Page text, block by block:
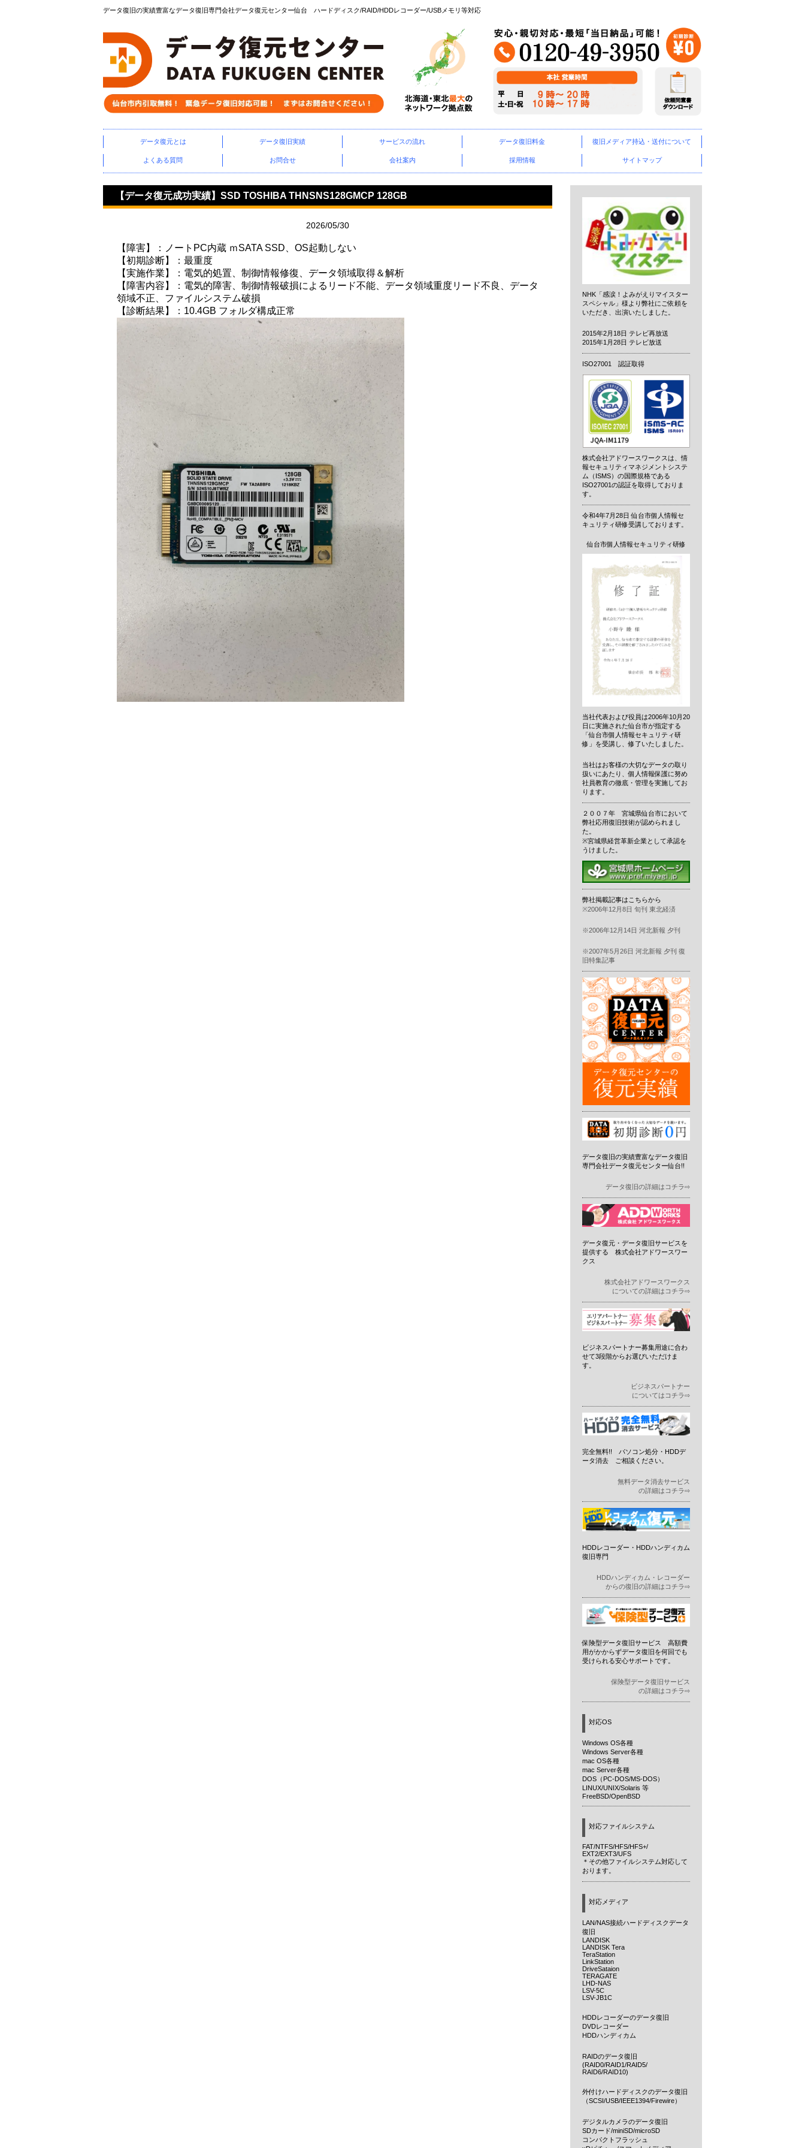
データ復旧の実績豊富なデータ復旧専門会社データ復元センター仙台 ハードディスク/RAID/HDDレコーダー/USBメモリ等対応
データ復元とは データ復旧実績 サービスの流れ データ復旧料金 復旧メディア持込・送付について
よくある質問 お問合せ 会社案内 採用情報 サイトマップ
【データ復元成功実績】SSD TOSHIBA THNSNS128GMCP 128GB
2026/05/30
【障害】：ノートPC内蔵 ｍSATA SSD、OS起動しない
【初期診断】：最重度
【実施作業】：電気的処置、制御情報修復、データ領域取得＆解析
【障害内容】：電気的障害、制御情報破損によるリード不能、データ領域重度リード不良、データ
領域不正、ファイルシステム破損
【診断結果】：10.4GB フォルダ構成正常
NHK「感涙！よみがえりマイスター
スペシャル」様より弊社にご依頼を
いただき、出演いたしました。
2015年2月18日 テレビ再放送
2015年1月28日 テレビ放送
ISO27001 認証取得
株式会社アドワースワークスは、情
報セキュリティマネジメントシステ
ム（ISMS）の国際規格である
ISO27001の認証を取得しておりま
す。
令和4年7月28日 仙台市個人情報セ
キュリティ研修受講しております。
仙台市個人情報セキュリティ研修
当社代表および役員は2006年10月20
日に実施された仙台市が指定する
「仙台市個人情報セキュリティ研
修」を受講し、修了いたしました。
当社はお客様の大切なデータの取り
扱いにあたり、個人情報保護に努め
社員教育の徹底・管理を実施してお
ります。
２００７年 宮城県仙台市において
弊社応用復旧技術が認められまし
た。
※宮城県経営革新企業として承認を
うけました。
弊社掲載記事はこちらから
※2006年12月8日 旬刊 東北経済
※2006年12月14日 河北新報 夕刊
※2007年5月26日 河北新報 夕刊 復
旧特集記事
データ復旧の実績豊富なデータ復旧
専門会社データ復元センター仙台!!
データ復旧の詳細はコチラ⇨
データ復元・データ復旧サービスを
提供する 株式会社アドワースワー
クス
株式会社アドワースワークス
についての詳細はコチラ⇨
ビジネスパートナー募集用途に合わ
せて3段階からお選びいただけま
す。
ビジネスパートナー
についてはコチラ⇨
完全無料!! パソコン処分・HDDデ
ータ消去 ご相談ください。
無料データ消去サービス
の詳細はコチラ⇨
HDDレコーダー・HDDハンディカム
復旧専門
HDDハンディカム・レコーダー
からの復旧の詳細はコチラ⇨
保険型データ復旧サービス 高額費
用がかからずデータ復旧を何回でも
受けられる安心サポートです。
保険型データ復旧サービス
の詳細はコチラ⇨
対応OS
Windows OS各種
Windows Server各種
mac OS各種
mac Server各種
DOS（PC-DOS/MS-DOS）
LINUX/UNIX/Solaris 等
FreeBSD/OpenBSD
対応ファイルシステム
FAT/NTFS/HFS/HFS+/
EXT2/EXT3/UFS
＊その他ファイルシステム対応して
おります。
対応メディア
LAN/NAS接続ハードディスクデータ
復旧
LANDISK
LANDISK Tera
TeraStation
LinkStation
DriveSataion
TERAGATE
LHD-NAS
LSV-5C
LSV-JB1C
HDDレコーダーのデータ復旧
DVDレコーダー
HDDハンディカム
RAIDのデータ復旧
(RAID0/RAID1/RAID5/
RAID6/RAID10)
外付けハードディスクのデータ復旧
（SCSI/USB/IEEE1394/Firewire）
デジタルカメラのデータ復旧
SDカード/miniSD/microSD
コンパクトフラッシュ